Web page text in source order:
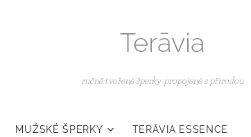
Terāvia
ručně tvořené šperky propojené s přírodou
MUŽSKÉ ŠPERKY TERĀVIA ESSENCE